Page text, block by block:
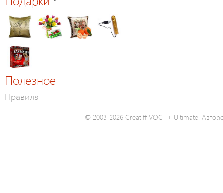
Полезное
Правила
© 2003-2026 Creatiff VOC++ Ultimate.